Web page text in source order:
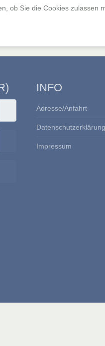
Passwort anzeigen
INFO
Adresse/Anfahrt
Datenschutzerklärung
Impressum
ob Sie die Cookies